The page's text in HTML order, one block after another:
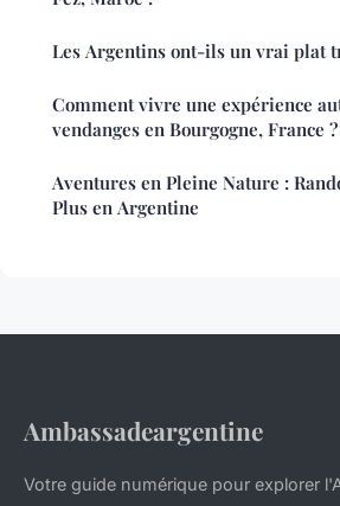
Les Argentins ont-ils un vrai plat
Comment vivre une expérience
vendanges en Bourgogne, France ?
Aventures en Pleine Nature :
Plus en Argentine
Ambassadeargentine
Votre guide numérique pour explorer